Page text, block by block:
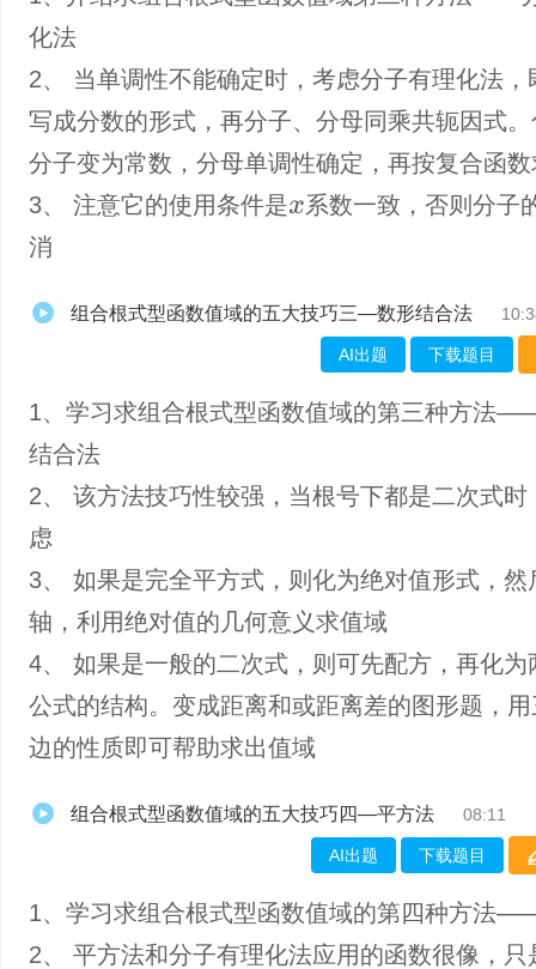
化法
2、 当单调性不能确定时，考虑分子有理化法，
写成分数的形式，再分子、分母同乘共轭因式
分子变为常数，分母单调性确定，再按复合函
3、 注意它的使用条件是x 系数一致，否则分子
消
组合根式型函数值域的五大技巧三—数形结合法
AI出题 下载题目
1、学习求组合根式型函数值域的第三种方法
结合法
2、 该方法技巧性较强，当根号下都是二次式时
虑
3、 如果是完全平方式，则化为绝对值形式，然
轴，利用绝对值的几何意义求值域
4、 如果是一般的二次式，则可先配方，再化为
公式的结构。变成距离和或距离差的图形题，
边的性质即可帮助求出值域
组合根式型函数值域的五大技巧四—平方法 08:11
AI出题 下载题目
1、学习求组合根式型函数值域的第四种方法
2、 平方法和分子有理化法应用的函数很像，只